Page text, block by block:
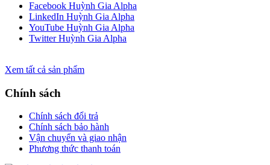
Facebook Huỳnh Gia Alpha
LinkedIn Huỳnh Gia Alpha
YouTube Huỳnh Gia Alpha
Twitter Huỳnh Gia Alpha
Xem tất cả sản phẩm
Chính sách
Chính sách đổi trả
Chính sách bảo hành
Vận chuyển và giao nhận
Phương thức thanh toán